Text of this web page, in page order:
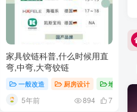
家具铰链科普,什么时候用直
弯,中弯,大弯铰链
一般改造 厨房设计 地板安装
5年前 894 7